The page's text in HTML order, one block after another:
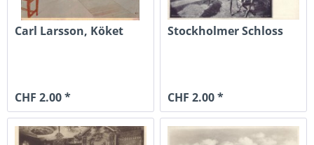
Carl Larsson, Köket
CHF 2.00 *
Stockholmer Schloss
CHF 2.00 *